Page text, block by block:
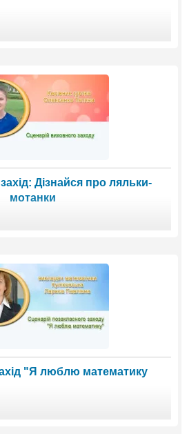
Дізнайся про ляльки-
мотанки
"Я люблю математику